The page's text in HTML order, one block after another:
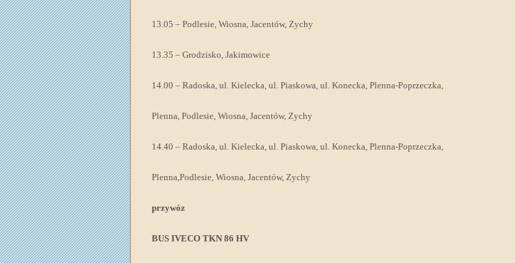
13.05 – Podlesie, Wiosna, Jacentów, Zychy
13.35 – Grodzisko, Jakimowice
14.00 – Radoska, ul. Kielecka, ul. Piaskowa, ul. Konecka, Plenna-Poprzeczka,
Plenna, Podlesie, Wiosna, Jacentów, Zychy
14.40 – Radoska, ul. Kielecka, ul. Piaskowa, ul. Konecka, Plenna-Poprzeczka,
Plenna,Podlesie, Wiosna, Jacentów, Zychy
przywóz
BUS IVECO TKN 86 HV